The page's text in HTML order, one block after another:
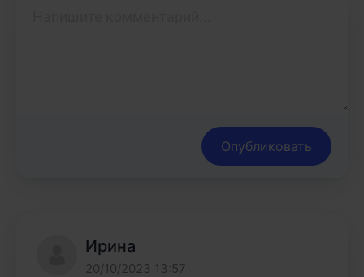
Опубликовать
Ирина
20/10/2023 13:57